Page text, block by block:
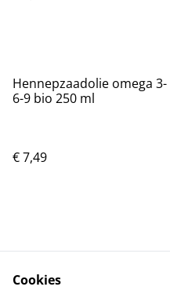
Hennepzaadolie omega 3-
6-9 bio 250 ml
€ 7,49
Cookies